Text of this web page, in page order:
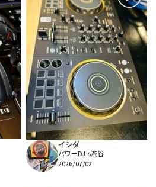
イシダ
パワーDJ's渋谷
2026/07/02